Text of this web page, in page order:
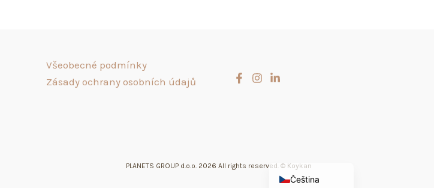
Všeobecné podmínky
Zásady ochrany osobních údajů
PLANETS GROUP d.o.o. 2026 All rights reserved. © Koykan
Čeština